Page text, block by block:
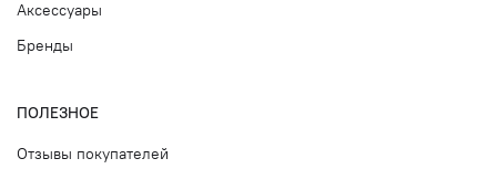
Аксессуары
Бренды
ПОЛЕЗНОЕ
Отзывы покупателей